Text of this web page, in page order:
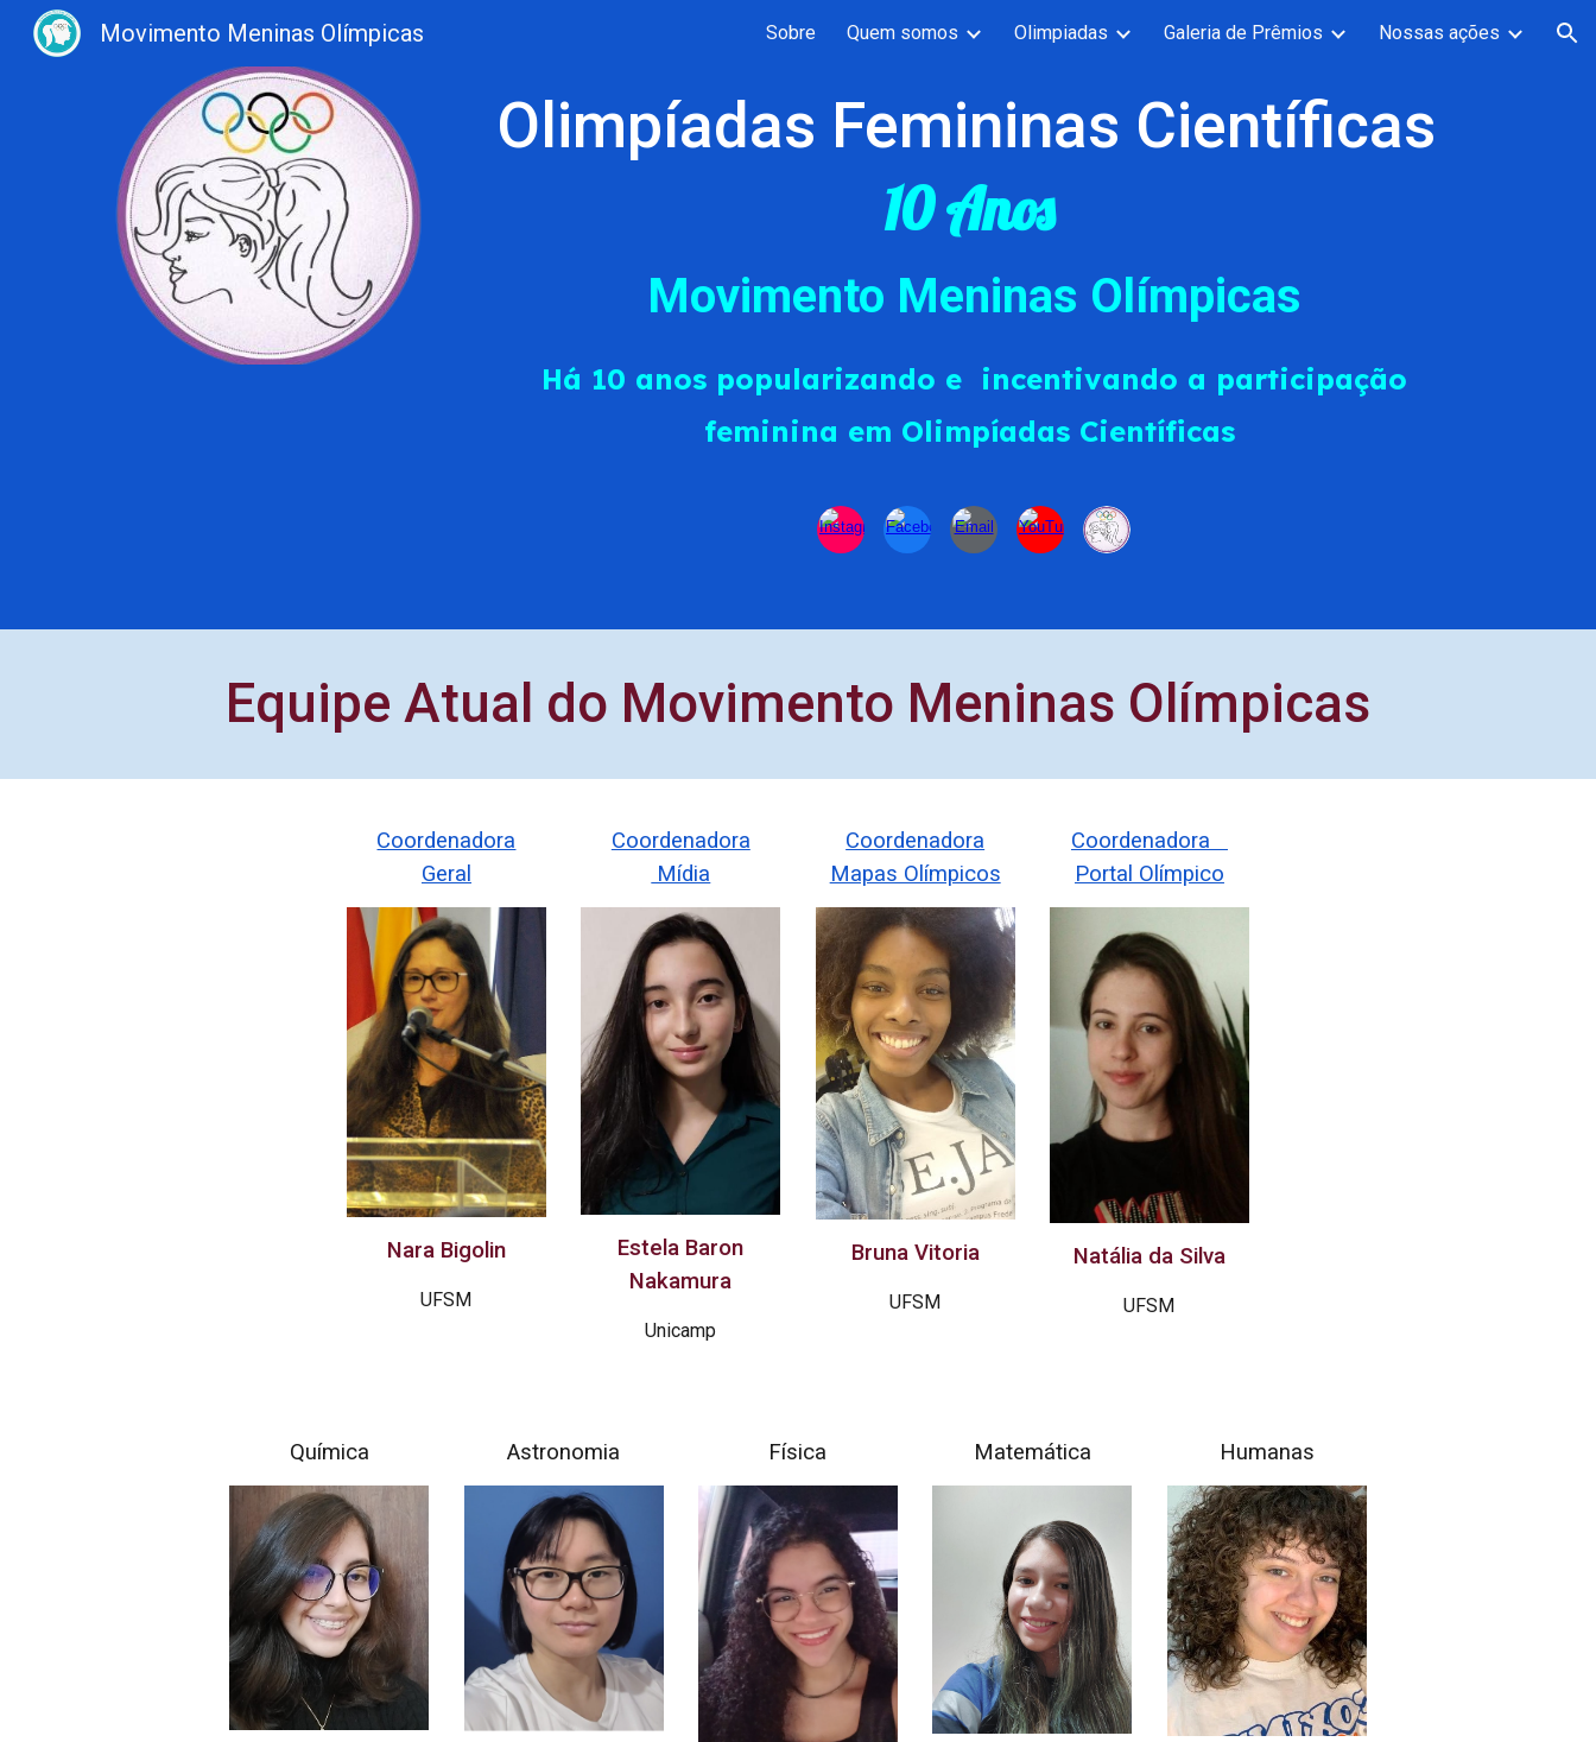
Skip to navigation
Movimento Meninas Olímpicas Sobre Quem somos Olimpiadas Galeria de Prêmios Nossas ações
Olimpíadas Femininas Científicas
10 Anos
Movimento Meninas Olímpicas
Há 10 anos popularizando e incentivando a participação
feminina em Olimpíadas Científicas
Equipe Atual do Movimento Meninas Olímpicas
Coordenadora
Geral
Nara Bigolin
UFSM
Coordenadora
Mídia
Estela Baron
Nakamura
Unicamp
Coordenadora
Mapas Olímpicos
Bruna Vitoria
UFSM
Coordenadora
Portal Olímpico
Natália da Silva
UFSM
Química Astronomia Física Matemática Humanas